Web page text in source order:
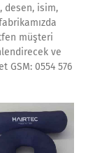
desen, isim,
müşteri
ve
GSM: 0554 576